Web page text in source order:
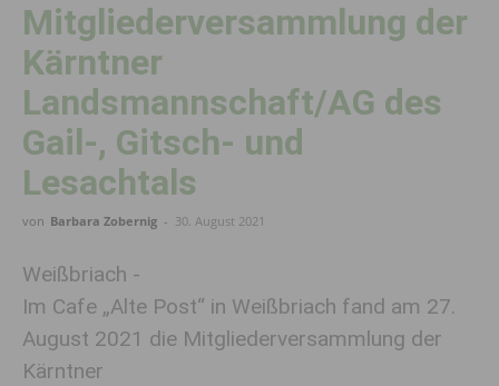
Mitgliederversammlung der
Kärntner
Landsmannschaft/AG des
Gail-, Gitsch- und
Lesachtals
von Barbara Zobernig - 30. August 2021
Weißbriach -
Im Cafe „Alte Post“ in Weißbriach fand am 27.
August 2021 die Mitgliederversammlung der
Kärntner